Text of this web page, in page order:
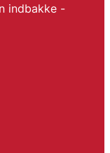
indbakke -